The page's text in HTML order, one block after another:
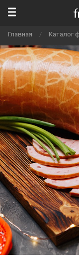
Главная / Каталог